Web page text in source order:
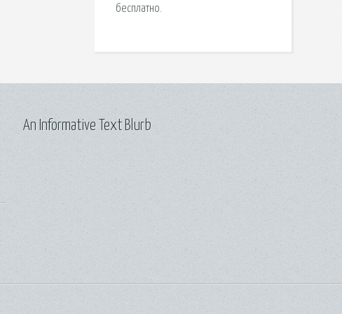
бесплатно.
An Informative Text Blurb